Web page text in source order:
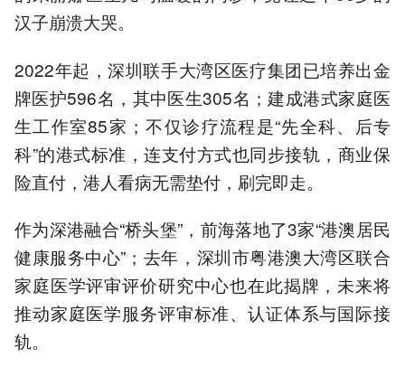
汉子崩溃大哭。
2022年起，深圳联手大湾区医疗集团已培养出金
牌医护596名，其中医生305名；建成港式家庭医
生工作室85家；不仅诊疗流程是“先全科、后专
科”的港式标准，连支付方式也同步接轨，商业保
险直付，港人看病无需垫付，刷完即走。
作为深港融合“桥头堡”，前海落地了3家“港澳居民
健康服务中心”；去年，深圳市粤港澳大湾区联合
家庭医学评审评价研究中心也在此揭牌，未来将
推动家庭医学服务评审标准、认证体系与国际接
轨。